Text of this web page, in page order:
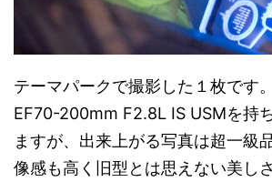
テーマパークで撮影した１枚です
EF70-200mm F2.8L IS USMを持
ますが、出来上がる写真は超一級
像感も高く旧型とは思えない美し